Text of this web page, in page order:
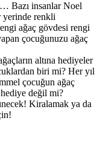
Bazı insanlar Noel
yerinde renkli
ağaç gövdesi rengi
çocuğunuzu ağaç
altına hediyeler
biri mi? Her yıl
çocuğun ağaç
değil mi?
Kiralamak ya da